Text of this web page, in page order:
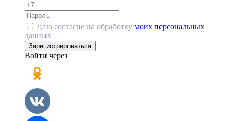
Даю согласие на обработку моих персональных
данных
Зарегистрироваться
Войти через